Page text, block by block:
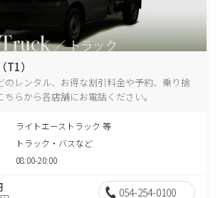
）
のレンタル、お得な割引料金や予約、乗り捨
らから各店舗にお電話ください。
ライトエーストラック 等
トラック・バスなど
08:00-20:00
054-254-0100